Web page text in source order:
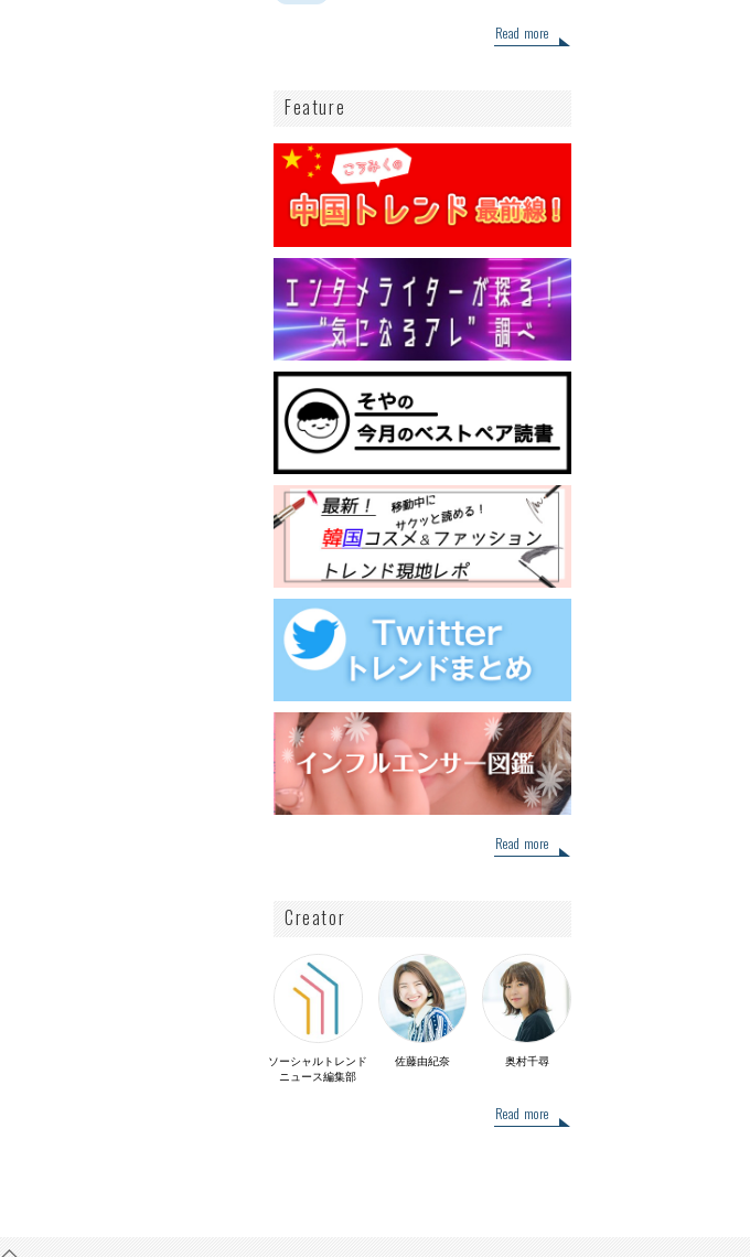
Read more
Feature
Read more
Creator
ソーシャルトレンド
ニュース編集部
佐藤由紀奈 奥村千尋
Read more